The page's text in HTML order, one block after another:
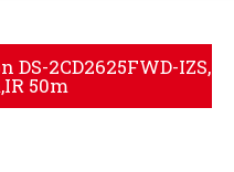
2CD2625FWD-IZS,
50m